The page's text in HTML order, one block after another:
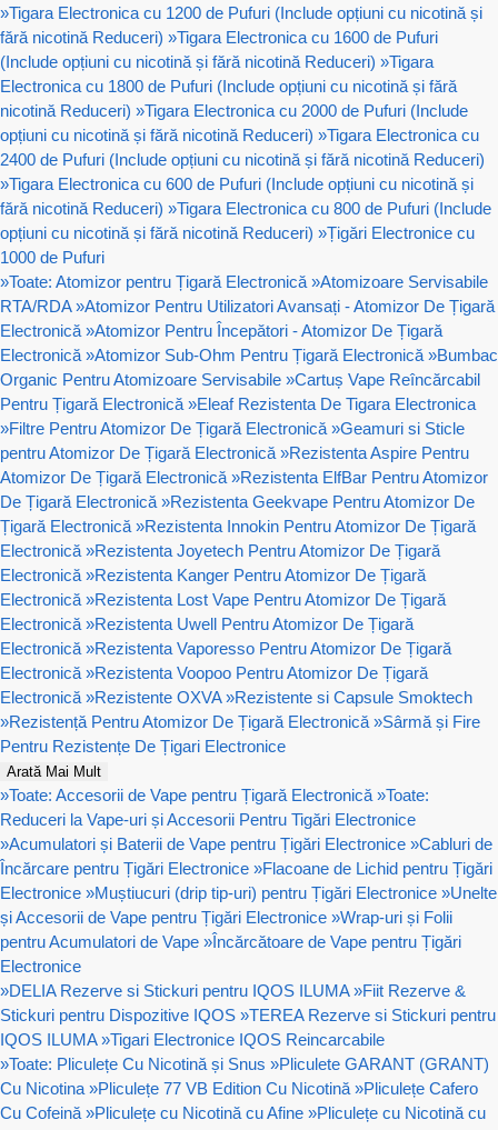
»Tigara Electronica cu 1200 de Pufuri (Include opțiuni cu nicotină și
fără nicotină Reduceri) »Tigara Electronica cu 1600 de Pufuri
(Include opțiuni cu nicotină și fără nicotină Reduceri) »Tigara
Electronica cu 1800 de Pufuri (Include opțiuni cu nicotină și fără
nicotină Reduceri) »Tigara Electronica cu 2000 de Pufuri (Include
opțiuni cu nicotină și fără nicotină Reduceri) »Tigara Electronica cu
2400 de Pufuri (Include opțiuni cu nicotină și fără nicotină Reduceri)
»Tigara Electronica cu 600 de Pufuri (Include opțiuni cu nicotină și
fără nicotină Reduceri) »Tigara Electronica cu 800 de Pufuri (Include
opțiuni cu nicotină și fără nicotină Reduceri) »Țigări Electronice cu
1000 de Pufuri
»Toate: Atomizor pentru Țigară Electronică »Atomizoare Servisabile
RTA/RDA »Atomizor Pentru Utilizatori Avansați - Atomizor De Țigară
Electronică »Atomizor Pentru Începători - Atomizor De Țigară
Electronică »Atomizor Sub-Ohm Pentru Țigară Electronică »Bumbac
Organic Pentru Atomizoare Servisabile »Cartuș Vape Reîncărcabil
Pentru Țigară Electronică »Eleaf Rezistenta De Tigara Electronica
»Filtre Pentru Atomizor De Țigară Electronică »Geamuri si Sticle
pentru Atomizor De Țigară Electronică »Rezistenta Aspire Pentru
Atomizor De Țigară Electronică »Rezistenta ElfBar Pentru Atomizor
De Țigară Electronică »Rezistenta Geekvape Pentru Atomizor De
Țigară Electronică »Rezistenta Innokin Pentru Atomizor De Țigară
Electronică »Rezistenta Joyetech Pentru Atomizor De Țigară
Electronică »Rezistenta Kanger Pentru Atomizor De Țigară
Electronică »Rezistenta Lost Vape Pentru Atomizor De Țigară
Electronică »Rezistenta Uwell Pentru Atomizor De Țigară
Electronică »Rezistenta Vaporesso Pentru Atomizor De Țigară
Electronică »Rezistenta Voopoo Pentru Atomizor De Țigară
Electronică »Rezistente OXVA »Rezistente si Capsule Smoktech
»Rezistență Pentru Atomizor De Țigară Electronică »Sârmă și Fire
Pentru Rezistențe De Țigari Electronice
Arată Mai Mult
»Toate: Accesorii de Vape pentru Țigară Electronică »Toate:
Reduceri la Vape-uri și Accesorii Pentru Tigări Electronice
»Acumulatori și Baterii de Vape pentru Țigări Electronice »Cabluri de
Încărcare pentru Țigări Electronice »Flacoane de Lichid pentru Țigări
Electronice »Muștiucuri (drip tip-uri) pentru Țigări Electronice »Unelte
și Accesorii de Vape pentru Țigări Electronice »Wrap-uri și Folii
pentru Acumulatori de Vape »Încărcătoare de Vape pentru Țigări
Electronice
»DELIA Rezerve si Stickuri pentru IQOS ILUMA »Fiit Rezerve &
Stickuri pentru Dispozitive IQOS »TEREA Rezerve si Stickuri pentru
IQOS ILUMA »Tigari Electronice IQOS Reincarcabile
»Toate: Pliculețe Cu Nicotină și Snus »Pliculete GARANT (GRANT)
Cu Nicotina »Pliculețe 77 VB Edition Cu Nicotină »Pliculețe Cafero
Cu Cofeină »Pliculețe cu Nicotină cu Afine »Pliculețe cu Nicotină cu